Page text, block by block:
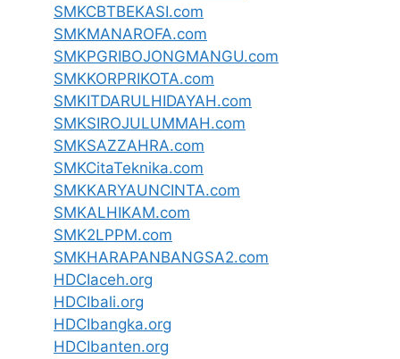
SMKCBTBEKASI.com
SMKMANAROFA.com
SMKPGRIBOJONGMANGU.com
SMKKORPRIKOTA.com
SMKITDARULHIDAYAH.com
SMKSIROJULUMMAH.com
SMKSAZZAHRA.com
SMKCitaTeknika.com
SMKKARYAUNCINTA.com
SMKALHIKAM.com
SMK2LPPM.com
SMKHARAPANBANGSA2.com
HDCIaceh.org
HDCIbali.org
HDCIbangka.org
HDCIbanten.org